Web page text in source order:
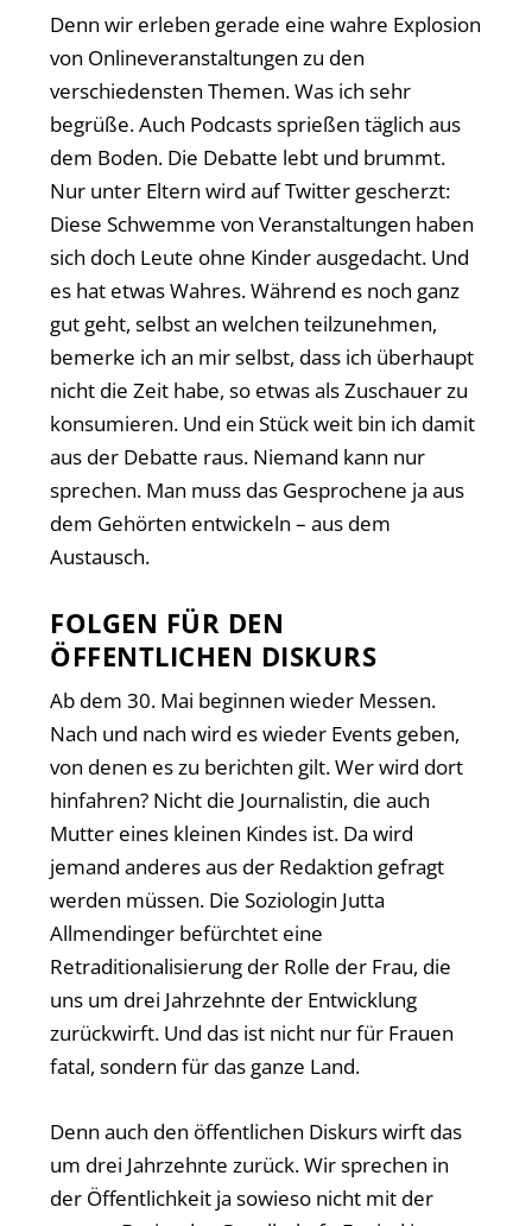
Denn wir erleben gerade eine wahre Explosion
von Onlineveranstaltungen zu den
verschiedensten Themen. Was ich sehr
begrüße. Auch Podcasts sprießen täglich aus
dem Boden. Die Debatte lebt und brummt.
Nur unter Eltern wird auf Twitter gescherzt:
Diese Schwemme von Veranstaltungen haben
sich doch Leute ohne Kinder ausgedacht. Und
es hat etwas Wahres. Während es noch ganz
gut geht, selbst an welchen teilzunehmen,
bemerke ich an mir selbst, dass ich überhaupt
nicht die Zeit habe, so etwas als Zuschauer zu
konsumieren. Und ein Stück weit bin ich damit
aus der Debatte raus. Niemand kann nur
sprechen. Man muss das Gesprochene ja aus
dem Gehörten entwickeln – aus dem
Austausch.
FOLGEN FÜR DEN
ÖFFENTLICHEN DISKURS
Ab dem 30. Mai beginnen wieder Messen.
Nach und nach wird es wieder Events geben,
von denen es zu berichten gilt. Wer wird dort
hinfahren? Nicht die Journalistin, die auch
Mutter eines kleinen Kindes ist. Da wird
jemand anderes aus der Redaktion gefragt
werden müssen. Die Soziologin Jutta
Allmendinger befürchtet eine
Retraditionalisierung der Rolle der Frau, die
uns um drei Jahrzehnte der Entwicklung
zurückwirft. Und das ist nicht nur für Frauen
fatal, sondern für das ganze Land.
Denn auch den öffentlichen Diskurs wirft das
um drei Jahrzehnte zurück. Wir sprechen in
der Öffentlichkeit ja sowieso nicht mit der